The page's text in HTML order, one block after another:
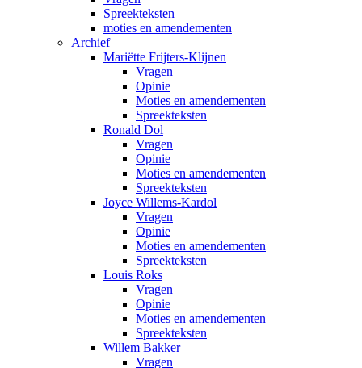
Spreekteksten
moties en amendementen
Archief
Mariëtte Frijters-Klijnen
Vragen
Opinie
Moties en amendementen
Spreekteksten
Ronald Dol
Vragen
Opinie
Moties en amendementen
Spreekteksten
Joyce Willems-Kardol
Vragen
Opinie
Moties en amendementen
Spreekteksten
Louis Roks
Vragen
Opinie
Moties en amendementen
Spreekteksten
Willem Bakker
Vragen